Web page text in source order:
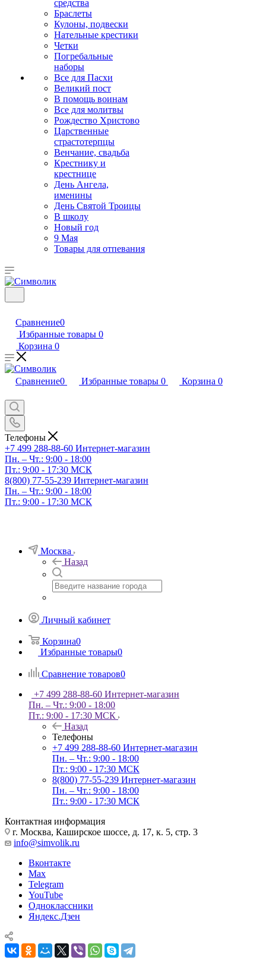
средства
Браслеты
Кулоны, подвески
Нательные крестики
Четки
Погребальные
наборы
Все для Пасхи
Великий пост
В помощь воинам
Все для молитвы
Рождество Христово
Царственные
страстотерпцы
Венчание, свадьба
Крестнику и
крестнице
День Ангела,
именины
День Святой Троицы
В школу
Новый год
9 Мая
Товары для отпевания
Сравнение0
Избранные товары 0
Корзина 0
Сравнение0 Избранные товары 0 Корзина 0
Телефоны
+7 499 288-88-60 Интернет-магазин
Пн. – Чт.: 9:00 - 18:00
Пт.: 9:00 - 17:30 МСК
8(800) 77-55-239 Интернет-магазин
Пн. – Чт.: 9:00 - 18:00
Пт.: 9:00 - 17:30 МСК
Москва
Назад
Личный кабинет
Корзина0
Избранные товары0
Сравнение товаров0
+7 499 288-88-60 Интернет-магазин
Пн. – Чт.: 9:00 - 18:00
Пт.: 9:00 - 17:30 МСК
Назад
Телефоны
+7 499 288-88-60 Интернет-магазин
Пн. – Чт.: 9:00 - 18:00
Пт.: 9:00 - 17:30 МСК
8(800) 77-55-239 Интернет-магазин
Пн. – Чт.: 9:00 - 18:00
Пт.: 9:00 - 17:30 МСК
Контактная информация
г. Москва, Каширское шоссе, д. 17, к. 5, стр. 3
info@simvolik.ru
Вконтакте
Max
Telegram
YouTube
Одноклассники
Яндекс.Дзен